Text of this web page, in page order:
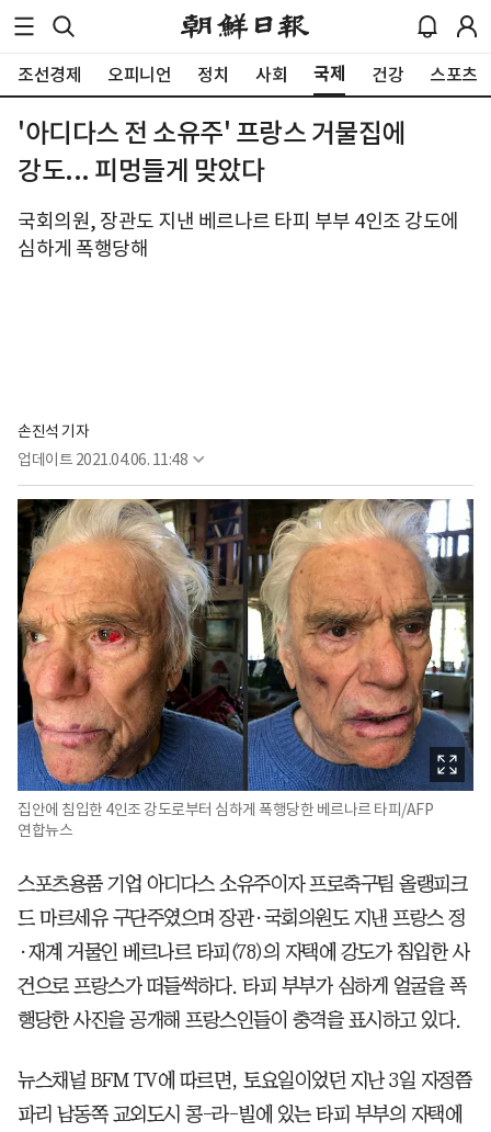
조선경제 오피니언 정치 사회 국제 건강 스포츠
'아디다스 전 소유주' 프랑스 거물집에
강도... 피멍들게 맞았다
국회의원, 장관도 지낸 베르나르 타피 부부 4인조 강도에
심하게 폭행당해
손진석 기자
업데이트 2021.04.06. 11:48
집안에 침입한 4인조 강도로부터 심하게 폭행당한 베르나르 타피/AFP
연합뉴스
스포츠용품 기업 아디다스 소유주이자 프로축구팀 올랭피크
드 마르세유 구단주였으며 장관·국회의원도 지낸 프랑스 정
·재계 거물인 베르나르 타피(78)의 자택에 강도가 침입한 사
건으로 프랑스가 떠들썩하다. 타피 부부가 심하게 얼굴을 폭
행당한 사진을 공개해 프랑스인들이 충격을 표시하고 있다.
뉴스채널 BFM TV에 따르면, 토요일이었던 지난 3일 자정쯤
파리 남동쪽 교외도시 콩-라-빌에 있는 타피 부부의 자택에